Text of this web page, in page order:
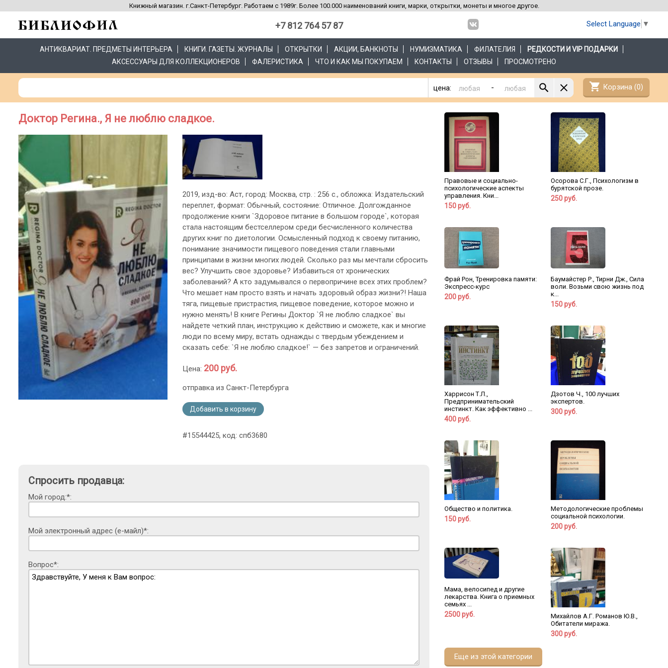
Книжный магазин. г.Санкт-Петербург. Работаем с 1989г. Более 100.000 наименований книги, марки, открытки, монеты и многое другое.
+7 812 764 57 87 Select Language ▼
АНТИКВАРИАТ. ПРЕДМЕТЫ ИНТЕРЬЕРА КНИГИ. ГАЗЕТЫ. ЖУРНАЛЫ ОТКРЫТКИ АКЦИИ, БАНКНОТЫ НУМИЗМАТИКА ФИЛАТЕЛИЯ
РЕДКОСТИ И VIP ПОДАРКИ
АКСЕССУАРЫ ДЛЯ КОЛЛЕКЦИОНЕРОВ
ФАЛЕРИСТИКА ЧТО И КАК МЫ ПОКУПАЕМ КОНТАКТЫ ОТЗЫВЫ ПРОСМОТРЕНО
цена: - shopping_cart Корзина (0)
Доктор Регина., Я не люблю сладкое.
2019, изд-во: Аст, город: Москва, стр. : 256 с., обложка: Издательский
переплет, формат: Обычный, состояние: Отличное. Долгожданное
продолжение книги `Здоровое питание в большом городе`, которая
стала настоящим бестселлером среди бесчисленного количества
других книг по диетологии. Осмысленный подход к своему питанию,
понимание значимости пищевого поведения стали главными
принципами в жизни многих людей. Сколько раз мы мечтали сбросить
вес? Улучшить свое здоровье? Избавиться от хронических
заболеваний? А кто задумывался о первопричине всех этих проблем?
Что мешает нам просто взять и начать здоровый образ жизни?! Наша
тяга, пищевые пристрастия, пищевое поведение, которое можно и
нужно менять! В книге Регины Доктор `Я не люблю сладкое` вы
найдете четкий план, инструкцию к действию и сможете, как и многие
люди по всему миру, встать однажды с твердым убеждением и
сказать себе: `Я не люблю сладкое!` — без запретов и ограничений.
Цена: 200 руб.
отправка из Санкт-Петербурга
Добавить в корзину
#15544425, код: спб3680
Спросить продавца:
Мой город:*:
Мой электронный адрес (е-майл)*:
Вопрос*:
Правовые и социально-
психологические аспекты
управления. Кни...
150 руб.
Осорова С.Г., Психологизм в
бурятской прозе.
250 руб.
Фрай Рон, Тренировка памяти:
Экспресс-курс
200 руб.
Баумайстер Р., Тирни Дж., Сила
воли. Возьми свою жизнь под
к...
150 руб.
Харрисон Т.Л.,
Предпринимательский
инстинкт. Как эффективно ...
400 руб.
Дзотов Ч., 100 лучших
экспертов.
300 руб.
Общество и политика.
150 руб.
Методологические проблемы
социальной психологии.
200 руб.
Мама, велосипед и другие
лекарства. Книга о приемных
семьях ...
2500 руб.
Михайлов А.Г. Романов Ю.В.,
Обитатели миража.
300 руб.
Еще из этой категории